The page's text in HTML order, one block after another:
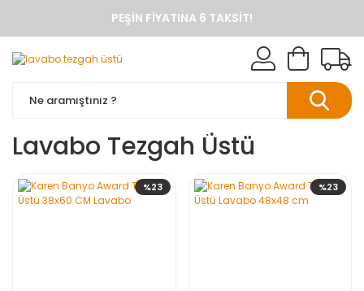
PEŞIN FIYATINA 6 TAKSIT!
ANINDA %10 HAVALE İNDIRIMI
TÜM ÜRÜNLERDE KARGO BEDAVA
KAREN BANYO RESMI ALIŞVERIŞ SITESI
BANYO DOLAPLARINDA ANINDA %10 HAVALE INDIRIMI
Lavabo Tezgah Üstü
%23 %23